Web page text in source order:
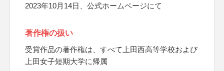
2023年10月14日、公式ホームページにて
著作権の扱い
受賞作品の著作権は、すべて上田西高等学校および
上田女子短期大学に帰属